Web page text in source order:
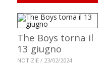
The Boys torna il
13 giugno
NOTIZIE / 23/02/2024